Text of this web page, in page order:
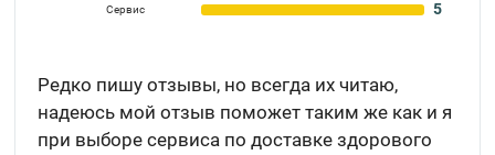
Сервис 5
Редко пишу отзывы, но всегда их читаю,
надеюсь мой отзыв поможет таким же как и я
при выборе сервиса по доставке здорового